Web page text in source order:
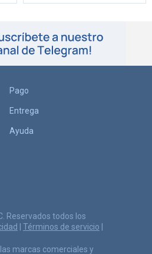
Pago
Entrega
Ayuda
Reservados todos los
Términos de servicio
marcas comerciales y